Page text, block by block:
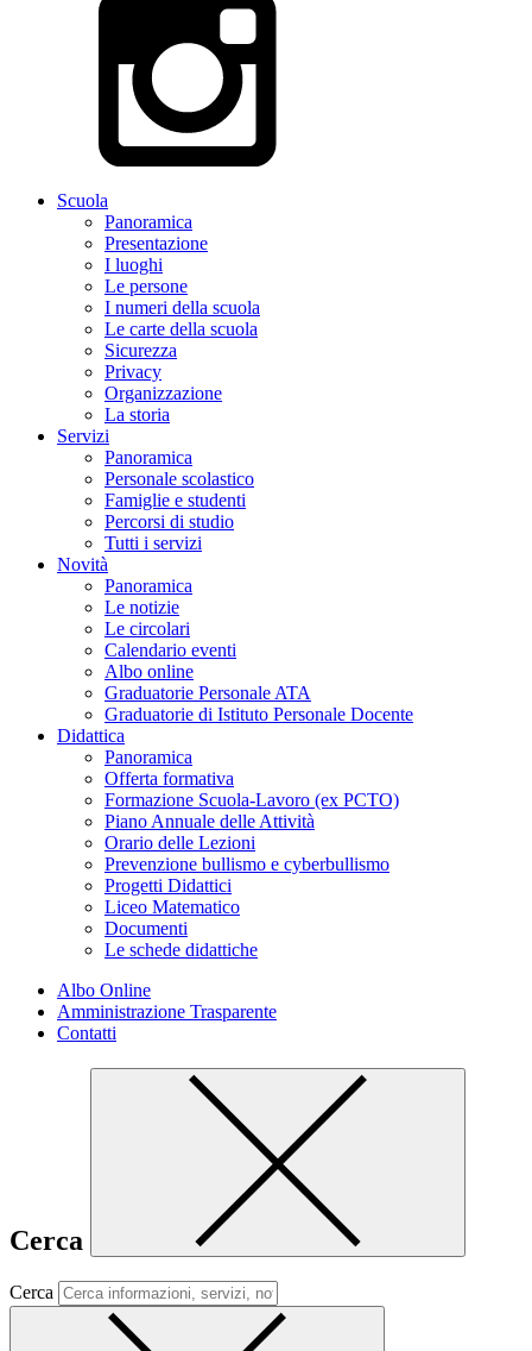
Scuola
Panoramica
Presentazione
I luoghi
Le persone
I numeri della scuola
Le carte della scuola
Sicurezza
Privacy
Organizzazione
La storia
Servizi
Panoramica
Personale scolastico
Famiglie e studenti
Percorsi di studio
Tutti i servizi
Novità
Panoramica
Le notizie
Le circolari
Calendario eventi
Albo online
Graduatorie Personale ATA
Graduatorie di Istituto Personale Docente
Didattica
Panoramica
Offerta formativa
Formazione Scuola-Lavoro (ex PCTO)
Piano Annuale delle Attività
Orario delle Lezioni
Prevenzione bullismo e cyberbullismo
Progetti Didattici
Liceo Matematico
Documenti
Le schede didattiche
Albo Online
Amministrazione Trasparente
Contatti
Cerca
Cerca